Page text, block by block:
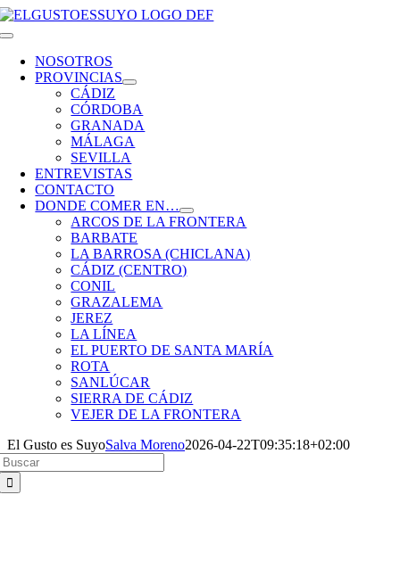
Saltar
al
Toggle
NavigationNOSOTROS
PROVINCIAS
CÁDIZ
CÓRDOBA
GRANADA
MÁLAGA
SEVILLA
ENTREVISTAS
CONTACTO
DONDE COMER EN…
ARCOS DE LA FRONTERA
BARBATE
LA BARROSA (CHICLANA)
CÁDIZ (CENTRO)
CONIL
GRAZALEMA
JEREZ
LA LÍNEA
EL PUERTO DE SANTA MARÍA
ROTA
SANLÚCAR
SIERRA DE CÁDIZ
VEJER DE LA FRONTERA
El Gusto es SuyoSalva Moreno2026-04-22T09:35:18+02:00